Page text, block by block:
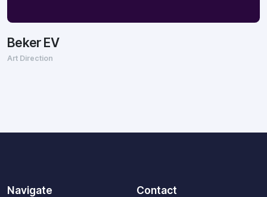
Beker EV
Art Direction
Navigate Contact